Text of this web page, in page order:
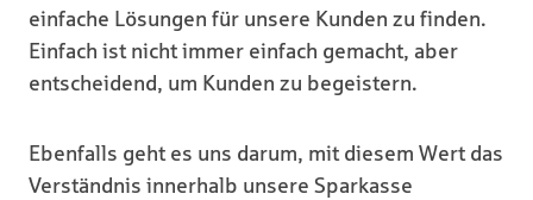
einfache Lösungen für unsere Kunden zu finden.
Einfach ist nicht immer einfach gemacht, aber
entscheidend, um Kunden zu begeistern.
Ebenfalls geht es uns darum, mit diesem Wert das
Verständnis innerhalb unsere Sparkasse